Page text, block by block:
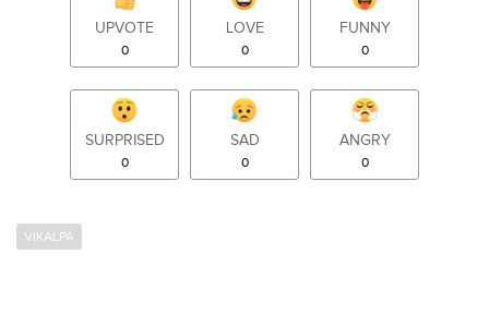
UPVOTE
0
LOVE
0
FUNNY
0
SURPRISED
0
SAD
0
ANGRY
0
VIKALPA